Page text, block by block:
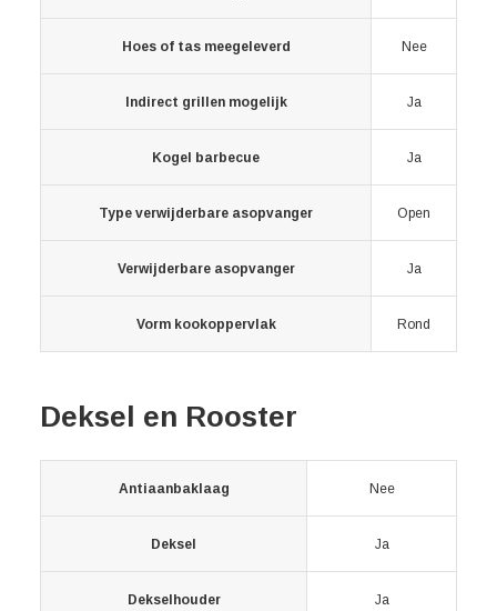
Hoes of tas meegeleverd Nee
Indirect grillen mogelijk Ja
Kogel barbecue Ja
Type verwijderbare asopvanger Open
Verwijderbare asopvanger Ja
Vorm kookoppervlak Rond
Deksel en Rooster
Antiaanbaklaag Nee
Deksel Ja
Dekselhouder Ja